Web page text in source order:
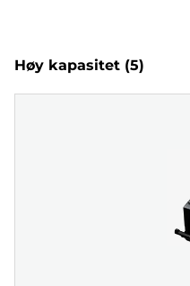
Høy kapasitet (5)